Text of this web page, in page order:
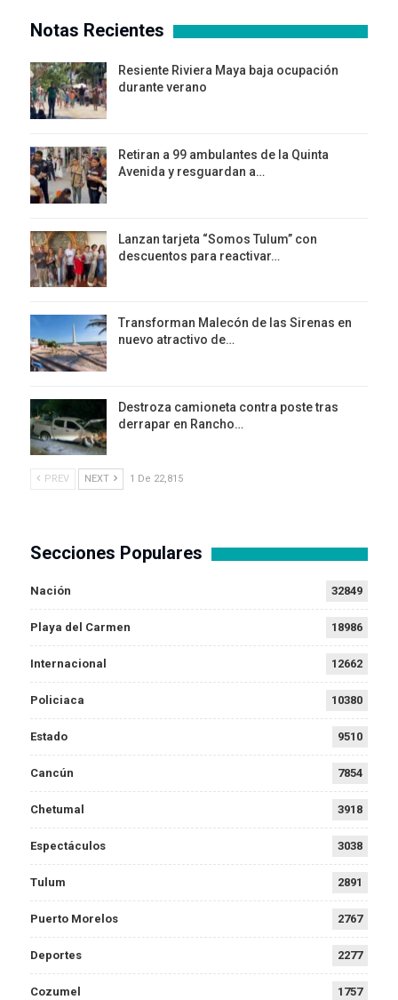
Notas Recientes
Resiente Riviera Maya baja ocupación
durante verano
Retiran a 99 ambulantes de la Quinta
Avenida y resguardan a…
Lanzan tarjeta “Somos Tulum” con
descuentos para reactivar…
Transforman Malecón de las Sirenas en
nuevo atractivo de…
Destroza camioneta contra poste tras
derrapar en Rancho…
PREV NEXT 1 De 22,815
Secciones Populares
Nación 32849
Playa del Carmen 18986
Internacional 12662
Policiaca 10380
Estado 9510
Cancún 7854
Chetumal 3918
Espectáculos 3038
Tulum 2891
Puerto Morelos 2767
Deportes 2277
Cozumel 1757